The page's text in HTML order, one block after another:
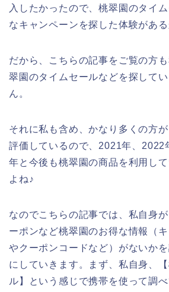
入したかったので、桃翠園のタイ
なキャンペーンを探した体験がある
だから、こちらの記事をご覧の方
翠園のタイムセールなどを探して
ん。
それに私も含め、かなり多くの方
評価しているので、2021年、2022
年と今後も桃翠園の商品を利用し
よね♪
なのでこちらの記事では、私自身
ーポンなど桃翠園のお得な情報（
やクーポンコードなど）がないか
にしていきます。まず、私自身、
ル】という感じで携帯を使って調